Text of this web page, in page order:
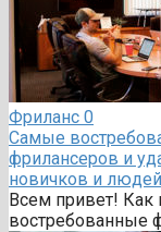
Фриланс 0
Самые
фрилансеров и
новичков и
Всем привет! Как
востребованные